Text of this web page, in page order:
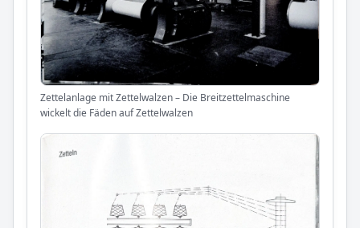
Zettelanlage mit Zettelwalzen – Die Breitzettelmaschine
wickelt die Fäden auf Zettelwalzen